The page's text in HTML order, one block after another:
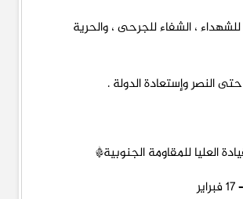
، الشفاء للجرحى ، والحرية
النصر وإستعادة الدولة .
العليا للمقاومة الجنوبية*